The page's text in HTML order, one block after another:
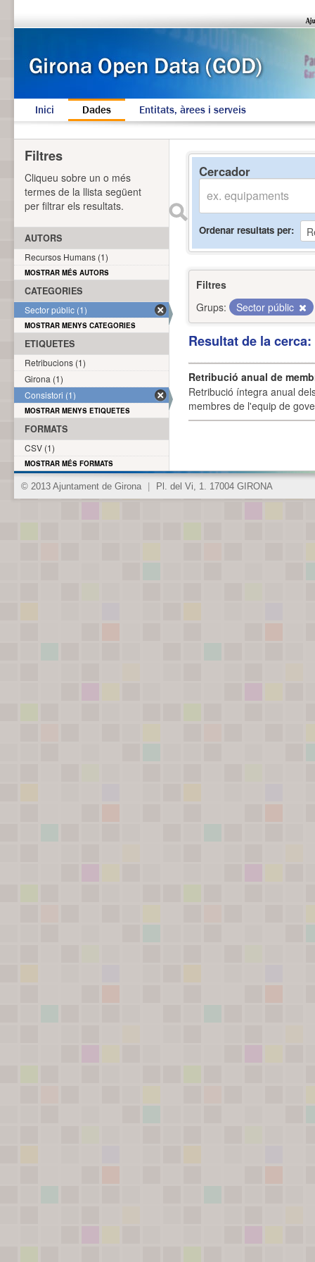
Inici Dades Entitats, àrees i serveis
Cercador
Ordenar resultats per
Filtres
Grups:
Sector públic
Resultat de la
Retribució anual de
Retribució íntegra anual
membres de l'equip de
Filtres
Cliqueu sobre un o més
termes de la llista següent
per filtrar els resultats.
AUTORS
Recursos Humans (1)
MOSTRAR MÉS AUTORS
CATEGORIES
Sector públic (1)
MOSTRAR MENYS CATEGORIES
ETIQUETES
Retribucions (1)
Girona (1)
Consistori (1)
MOSTRAR MENYS ETIQUETES
FORMATS
CSV (1)
MOSTRAR MÉS FORMATS
© 2013 Ajuntament de Girona Pl. del Vi, 1. 17004 GIRONA